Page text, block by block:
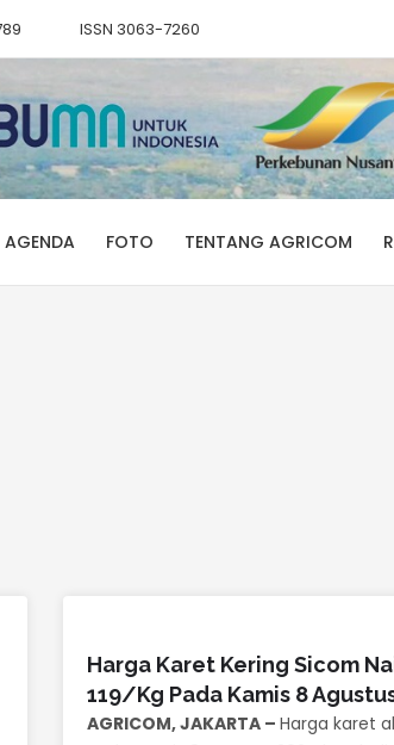
ISSN 3063-7260
AGENDA FOTO TENTANG AGRICOM
Harga Karet Kering Sicom
119/Kg Pada Kamis 8
AGRICOM, JAKARTA – Harga karet